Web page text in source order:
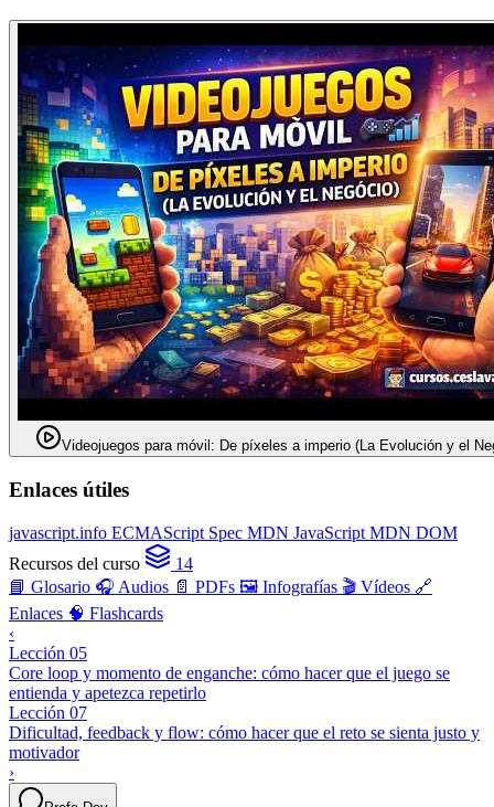
Videojuegos para móvil: De píxeles a imperio (La Evolución y el
Enlaces útiles
javascript.info ECMAScript Spec MDN JavaScript MDN DOM
Recursos del curso
14
📘 Glosario 🎧 Audios 📄 PDFs 🖼️ Infografías 🎬 Vídeos 🔗
Enlaces 🧠 Flashcards
‹
Lección 05
Core loop y momento de enganche: cómo hacer que el juego se
entienda y apetezca repetirlo
Lección 07
Dificultad, feedback y flow: cómo hacer que el reto se sienta justo y
motivador
›